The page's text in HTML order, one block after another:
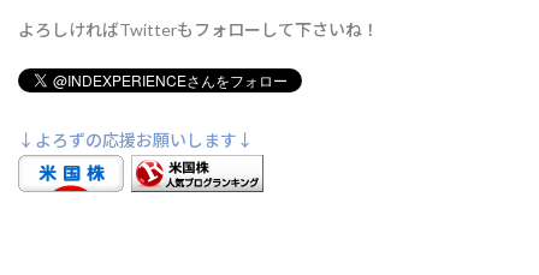
よろしければTwitterもフォローして下さいね！
↓よろずの応援お願いします↓